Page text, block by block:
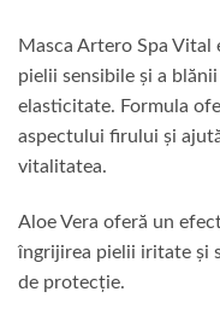
Masca Artero Spa
pielii sensibile și a
elasticitate. Formula
aspectului firului și
vitalitatea.
Aloe Vera oferă un
îngrijirea pielii iritate și
de protecție.